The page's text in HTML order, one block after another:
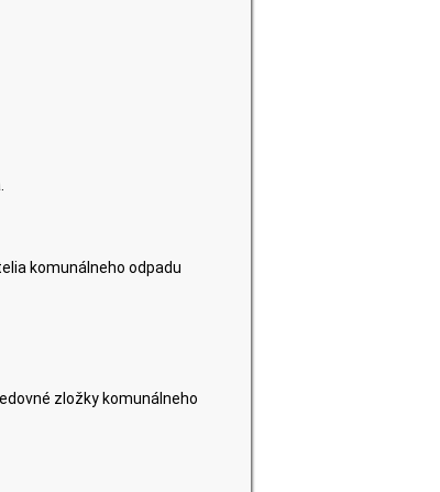
komunálneho odpadu
zložky komunálneho